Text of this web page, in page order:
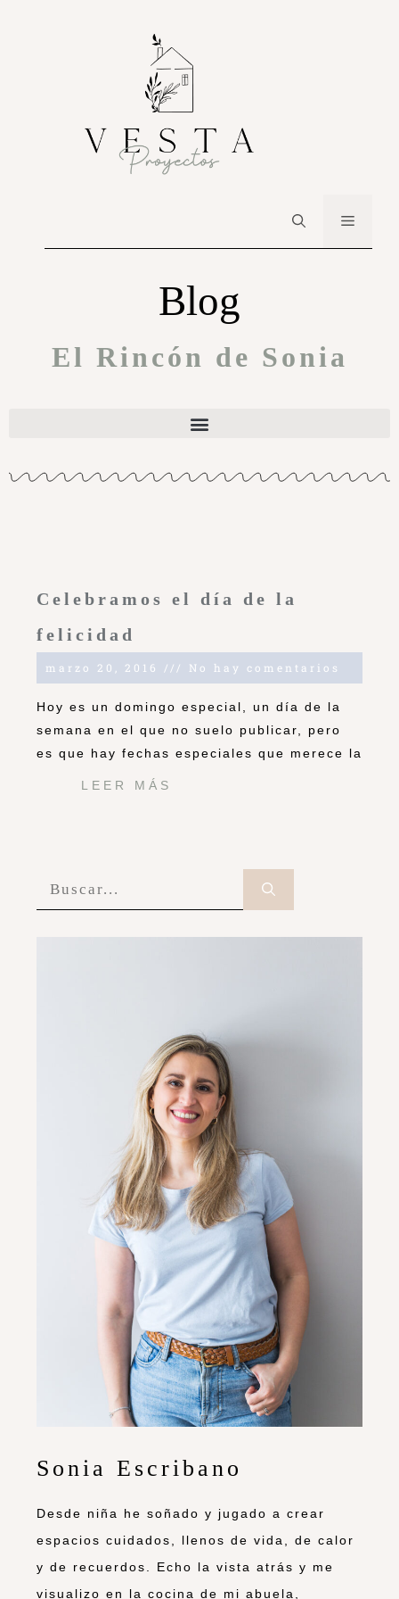
Blog
El Rincón de Sonia
Celebramos el día de la
felicidad
marzo 20, 2016 No hay comentarios
Hoy es un domingo especial, un día de la
semana en el que no suelo publicar, pero
es que hay fechas especiales que merece la
LEER MÁS
Sonia Escribano
Desde niña he soñado y jugado a crear
espacios cuidados, llenos de vida, de calor
y de recuerdos. Echo la vista atrás y me
visualizo en la cocina de mi abuela,